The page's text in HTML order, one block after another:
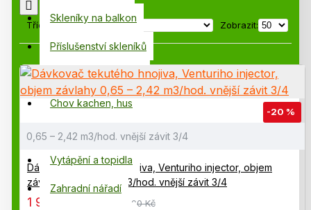
Skleníky na balkon
Příslušenství skleníků
Fóliovníky, pařeniště
Chov kachen, hus
Pěstování na balkoně
Vytápění a topidla
Zahradní nářadí
Stoprocentně to platí při pěstování ve skleníku
Chcete si usnadnit zalévání? Analogové a ruční
pro zahradní skleníky
poskytují rostlinám optimální podmínky pro růst a
ušetříte až 70% vody.Prostě se zalévá
efektivně!
Tříděno podle: Zobrazit:
-20 %
0,65 – 2,42 m3/hod. vnější závit 3/4
Dávkovač tekutého hnojiva, Venturiho injector, objem
závlahy 0,65 – 2,42 m3/hod. vnější závit 3/4
1 945,00 Kč 2 445,00 Kč